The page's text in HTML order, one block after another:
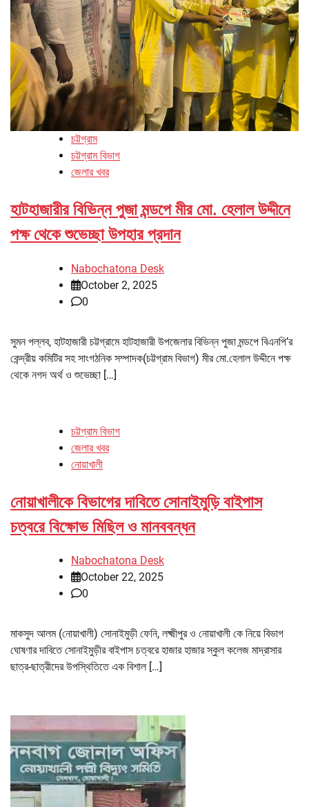
চট্টগ্রাম
চট্টগ্রাম বিভাগ
জেলার খবর
হাটহাজারীর বিভিন্ন পুজা মন্ডপে মীর মো. হেলাল উদ্দীনে
পক্ষ থেকে শুভেচ্ছা উপহার প্রদান
Nabochatona Desk
October 2, 2025
0
সুমন পল্লব, হাটহাজারী চট্টগ্রামে হাটহাজারী উপজেলার বিভিন্ন পুজা মন্ডপে বিএনপি’র
কেন্দ্রীয় কমিটির সহ সাংগঠনিক সম্পাদক(চট্টগ্রাম বিভাগ) মীর মো.হেলাল উদ্দীনে পক্ষ
থেকে নগদ অর্থ ও শুভেচ্ছা […]
চট্টগ্রাম বিভাগ
জেলার খবর
নোয়াখালী
নোয়াখালীকে বিভাগের দাবিতে সোনাইমুড়ি বাইপাস
চত্বরে বিক্ষোভ মিছিল ও মানববন্ধন
Nabochatona Desk
October 22, 2025
0
মাকসুদ আলম (নোয়াখালী) সোনাইমুড়ী ফেনি, লক্ষ্মীপুর ও নোয়াখালী কে নিয়ে বিভাগ
ঘোষণার দাবিতে সোনাইমুড়ীর বাইপাস চত্বরে হাজার হাজার স্কুল কলেজ মাদ্রাসার
ছাত্র-ছাত্রীদের উপস্থিতিতে এক বিশাল […]